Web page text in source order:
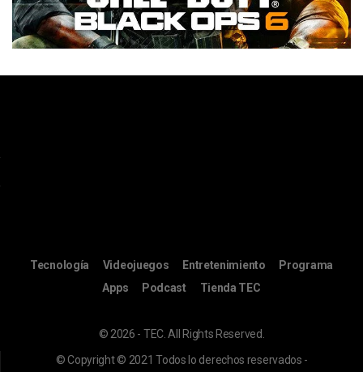
Tecnología Videojuegos Entretenimiento
Programa
Apps
Podcast Tienda TEC
© 2026 - TEC. All Rights Reserved.
© Copyright © 2021 Todos lo derechos reservados -